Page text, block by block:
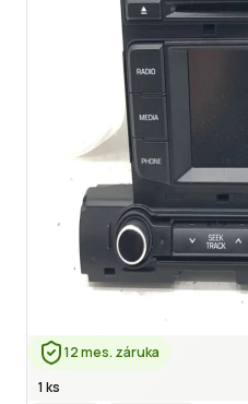
12 mes. záruka
1 ks